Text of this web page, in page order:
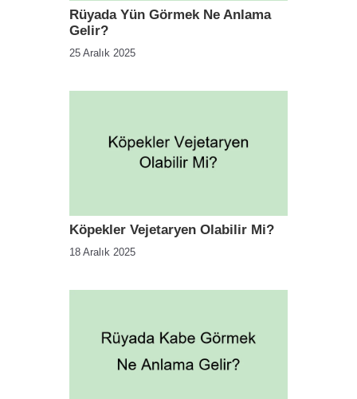
Rüyada Yün Görmek Ne Anlama
Gelir?
25 Aralık 2025
Köpekler Vejetaryen Olabilir Mi?
18 Aralık 2025